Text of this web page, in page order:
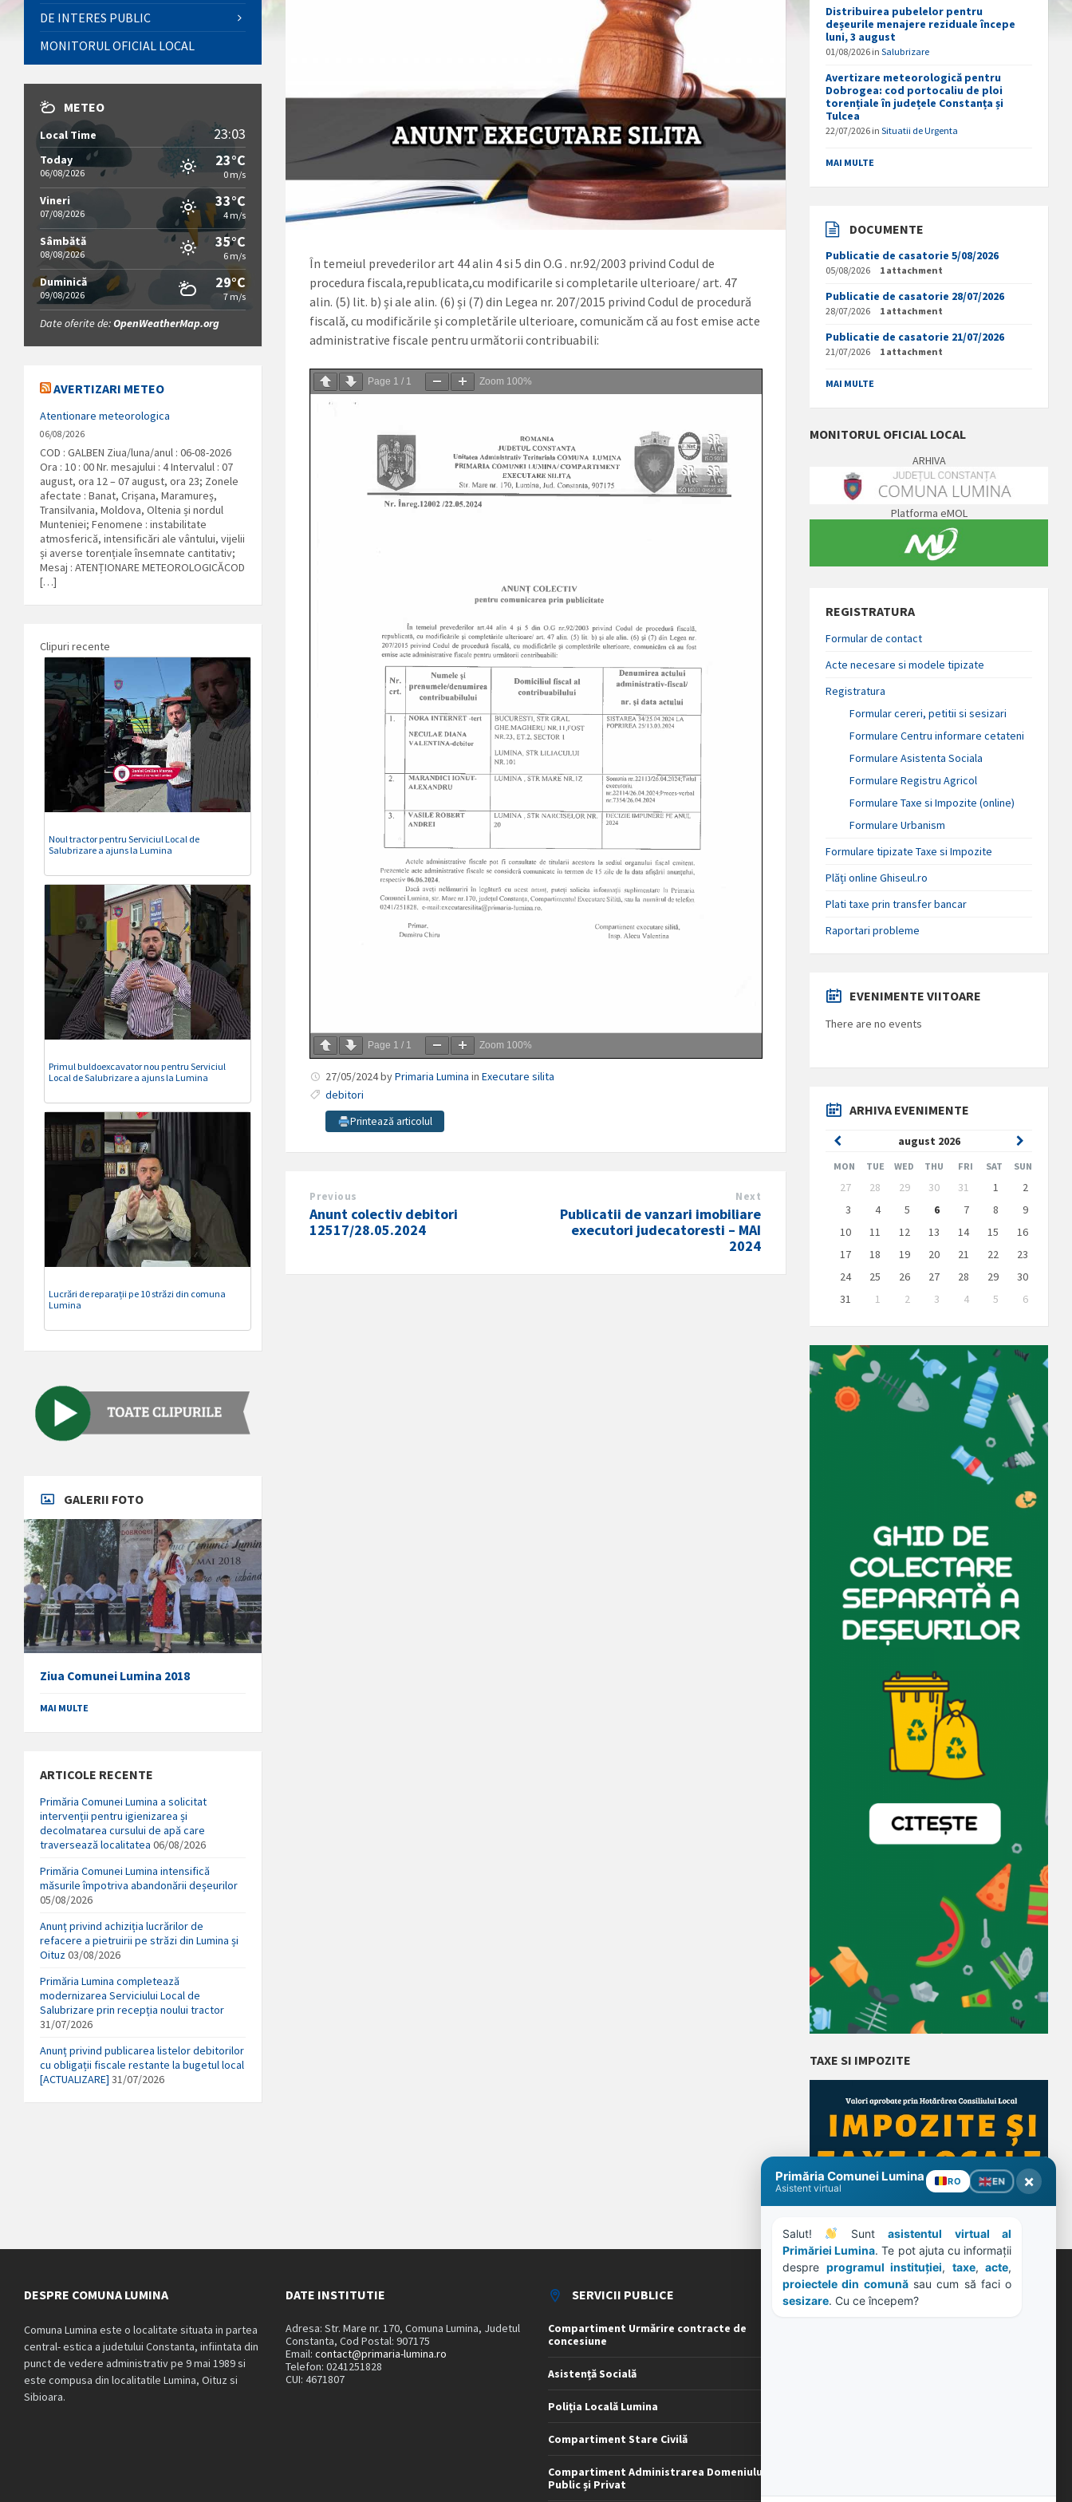
În temeiul prevederilor art 44 alin 4 si 5 din O.G . nr.92/2003 privind Codul de
procedura fiscala,republicata,cu modificarile si completarile ulterioare/ art. 47
alin. (5) lit. b) și ale alin. (6) și (7) din Legea nr. 207/2015 privind Codul de procedură
fiscală, cu modificările și completările ulterioare, comunicăm că au fost emise acte
administrative fiscale pentru următorii contribuabili:
Page 1 / 1 Zoom 100%
Page 1 / 1 Zoom 100%
27/05/2024byPrimaria Lumina inExecutare silita
debitori
Printează articolul
Previous
Anunt colectiv debitori
12517/28.05.2024
Next
Publicatii de vanzari imobiliare
executori judecatoresti – MAI
2024
DE INTERES PUBLIC
MONITORUL OFICIAL LOCAL
METEO
Local Time 23:03
Today
06/08/2026
23°C
0 m/s
Vineri
07/08/2026
33°C
4 m/s
Sâmbătă
08/08/2026
35°C
6 m/s
Duminică
09/08/2026
29°C
7 m/s
Date oferite de:OpenWeatherMap.org
AVERTIZARI METEO
Atentionare meteorologica
06/08/2026
COD : GALBEN Ziua/luna/anul : 06-08-2026
Ora : 10 : 00 Nr. mesajului : 4 Intervalul : 07
august, ora 12 – 07 august, ora 23; Zonele
afectate : Banat, Crișana, Maramureș,
Transilvania, Moldova, Oltenia și nordul
Munteniei; Fenomene : instabilitate
atmosferică, intensificări ale vântului, vijelii
și averse torențiale însemnate cantitativ;
Mesaj : ATENȚIONARE METEOROLOGICĂCOD
[…]
Clipuri recente
Noul tractor pentru Serviciul Local de
Salubrizare a ajuns la Lumina
Primul buldoexcavator nou pentru Serviciul
Local de Salubrizare a ajuns la Lumina
Lucrări de reparații pe 10 străzi din comuna
Lumina
GALERII FOTO
Ziua Comunei Lumina 2018
MAI MULTE
ARTICOLE RECENTE
Primăria Comunei Lumina a solicitat
intervenții pentru igienizarea și
decolmatarea cursului de apă care
traversează localitatea 06/08/2026
Primăria Comunei Lumina intensifică
măsurile împotriva abandonării deșeurilor
05/08/2026
Anunț privind achiziția lucrărilor de
refacere a pietruirii pe străzi din Lumina și
Oituz03/08/2026
Primăria Lumina completează
modernizarea Serviciului Local de
Salubrizare prin recepția noului tractor
31/07/2026
Anunț privind publicarea listelor debitorilor
cu obligații fiscale restante la bugetul local
[ACTUALIZARE] 31/07/2026
Distribuirea pubelelor pentru
deșeurile menajere reziduale începe
luni, 3 august
01/08/2026 inSalubrizare
Avertizare meteorologică pentru
Dobrogea: cod portocaliu de ploi
torențiale în județele Constanța și
Tulcea
22/07/2026 inSituatii de Urgenta
MAI MULTE
DOCUMENTE
Publicatie de casatorie 5/08/2026
05/08/2026 1 attachment
Publicatie de casatorie 28/07/2026
28/07/2026 1 attachment
Publicatie de casatorie 21/07/2026
21/07/2026 1 attachment
MAI MULTE
MONITORUL OFICIAL LOCAL
ARHIVA
Platforma eMOL
REGISTRATURA
Formular de contact
Acte necesare si modele tipizate
Registratura
Formular cereri, petitii si sesizari
Formulare Centru informare cetateni
Formulare Asistenta Sociala
Formulare Registru Agricol
Formulare Taxe si Impozite (online)
Formulare Urbanism
Formulare tipizate Taxe si Impozite
Plăți online Ghiseul.ro
Plati taxe prin transfer bancar
Raportari probleme
EVENIMENTE VIITOARE
There are no events
ARHIVA EVENIMENTE
august 2026
Previous
Month
Next
Month
MON TUE WED THU FRI SAT SUN
Skip
calendar
days
27 28 29 30 31 1
2
3
4 5 6 7 8
9
10
11 12 13 14 15
16
17
18 19 20 21 22
23
24
25 26 27 28 29
30
31
1 2 3 4 5
6
to
days
TAXE SI IMPOZITE
DESPRE COMUNA LUMINA
Comuna Lumina este o localitate situata in partea
central- estica a judetului Constanta, infiintata din
punct de vedere administrativ pe 9 mai 1989 si
este compusa din localitatile Lumina, Oituz si
Sibioara.
DATE INSTITUTIE
Adresa: Str. Mare nr. 170, Comuna Lumina, Judetul
Constanta, Cod Postal: 907175
Email:contact@primaria-lumina.ro
Telefon: 0241251828
CUI: 4671807
SERVICII PUBLICE
Compartiment Urmărire contracte de
concesiune
Asistență Socială
Poliția Locală Lumina
Compartiment Stare Civilă
Compartiment Administrarea Domeniului
Public și Privat
ORE DE LUCRU